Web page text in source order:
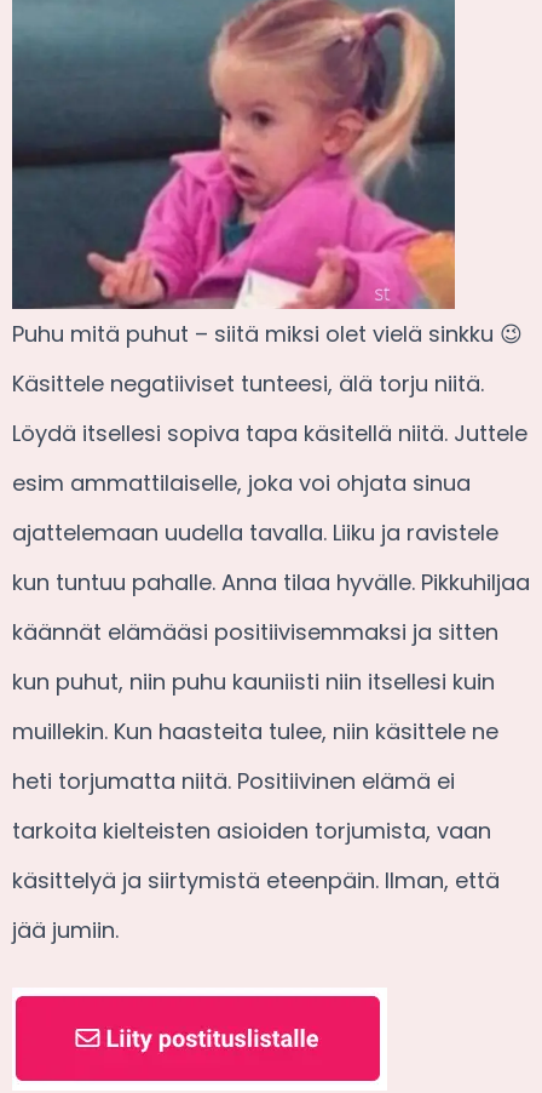
Puhu mitä puhut – siitä miksi olet vielä sinkku 😉
Käsittele negatiiviset tunteesi, älä torju niitä.
Löydä itsellesi sopiva tapa käsitellä niitä. Juttele
esim ammattilaiselle, joka voi ohjata sinua
ajattelemaan uudella tavalla. Liiku ja ravistele
kun tuntuu pahalle. Anna tilaa hyvälle. Pikkuhiljaa
käännät elämääsi positiivisemmaksi ja sitten
kun puhut, niin puhu kauniisti niin itsellesi kuin
muillekin. Kun haasteita tulee, niin käsittele ne
heti torjumatta niitä. Positiivinen elämä ei
tarkoita kielteisten asioiden torjumista, vaan
käsittelyä ja siirtymistä eteenpäin. Ilman, että
jää jumiin.